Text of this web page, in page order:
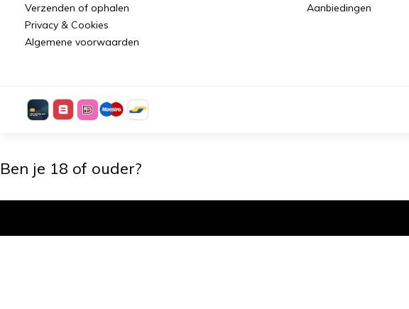
Verzenden of ophalen
Privacy & Cookies
Algemene voorwaarden
Aanbiedingen
Ben je 18 of ouder?